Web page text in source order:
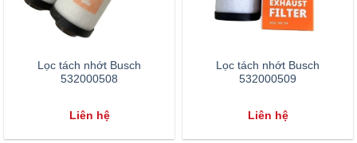
Lọc tách nhớt Busch
532000508
Liên hệ
Lọc tách nhớt Busch
532000509
Liên hệ